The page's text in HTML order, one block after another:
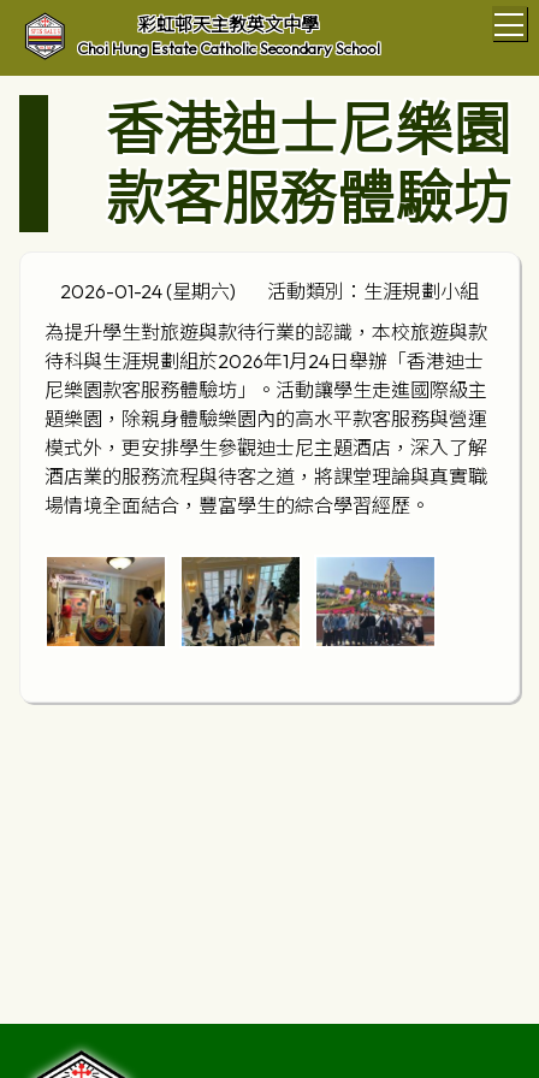
彩虹邨天主教英文中學
Choi Hung Estate Catholic Secondary School
香港迪士尼樂園
款客服務體驗坊
2026-01-24 (星期六)
活動類別：生涯規劃小組
為提升學生對旅遊與款待行業的認識，本校旅遊與款
待科與生涯規劃組於2026年1月24日舉辦「香港迪士
尼樂園款客服務體驗坊」。 活動讓學生走進國際級主
題樂園，除親身體驗樂園內的高水平款客服務與營運
模式外，更安排學生參觀迪士尼主題酒店，深入了解
酒店業的服務流程與待客之道，將課堂理論與真實職
場情境全面結合，豐富學生的綜合學習經歷。